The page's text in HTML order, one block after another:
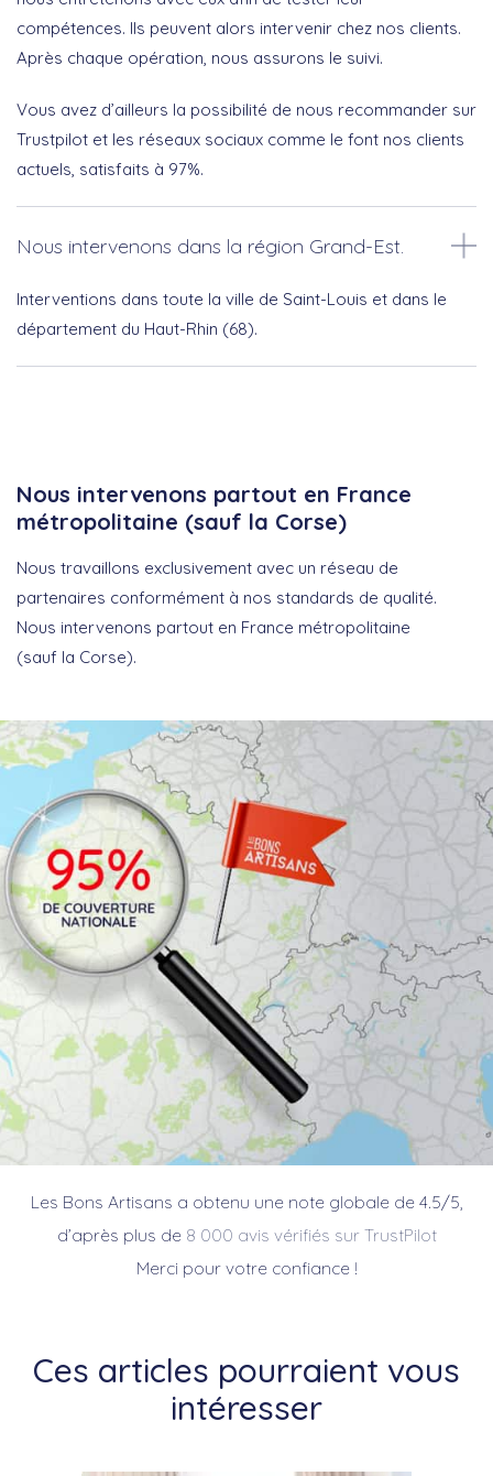
compétences. Ils peuvent alors intervenir chez nos clients.
Après chaque opération, nous assurons le suivi.
Vous avez d’ailleurs la possibilité de nous recommander sur
Trustpilot et les réseaux sociaux comme le font nos clients
actuels, satisfaits à 97%.
Nous intervenons dans la région Grand-Est.
Interventions dans toute la ville de Saint-Louis et dans le
département du Haut-Rhin (68).
Nous intervenons partout en France
métropolitaine (sauf la Corse)
Nous travaillons exclusivement avec un réseau de
partenaires conformément à nos standards de qualité.
Nous intervenons partout en France métropolitaine
(sauf la Corse).
Les Bons Artisans a obtenu une note globale de 4.5/5,
d’après plus de 8 000 avis vérifiés sur TrustPilot
Merci pour votre confiance !
Ces articles pourraient vous
intéresser